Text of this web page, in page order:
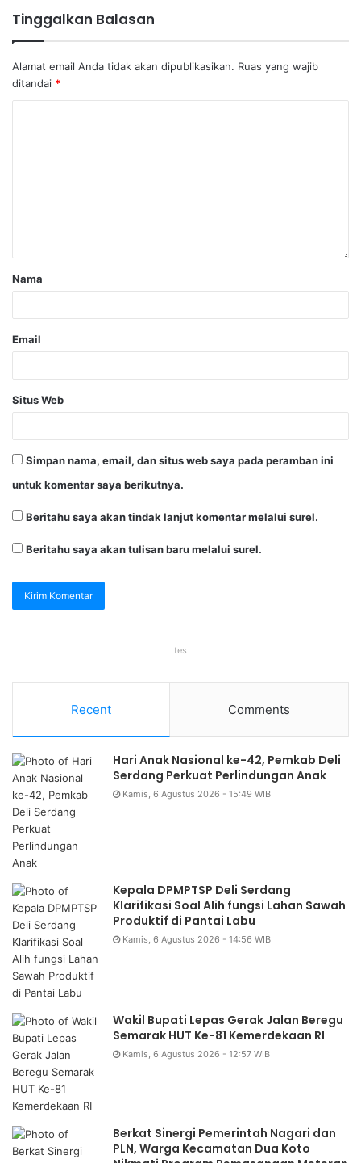
Tinggalkan Balasan
Alamat email Anda tidak akan dipublikasikan. Ruas yang wajib
ditandai *
Nama
Email
Situs Web
Simpan nama, email, dan situs web saya pada peramban ini
untuk komentar saya berikutnya.
Beritahu saya akan tindak lanjut komentar melalui surel.
Beritahu saya akan tulisan baru melalui surel.
tes
Recent Comments
Hari Anak Nasional ke-42, Pemkab Deli
Serdang Perkuat Perlindungan Anak
Kamis, 6 Agustus 2026 - 15:49 WIB
Kepala DPMPTSP Deli Serdang
Klarifikasi Soal Alih fungsi Lahan Sawah
Produktif di Pantai Labu
Kamis, 6 Agustus 2026 - 14:56 WIB
Wakil Bupati Lepas Gerak Jalan Beregu
Semarak HUT Ke-81 Kemerdekaan RI
Kamis, 6 Agustus 2026 - 12:57 WIB
Berkat Sinergi Pemerintah Nagari dan
PLN, Warga Kecamatan Dua Koto